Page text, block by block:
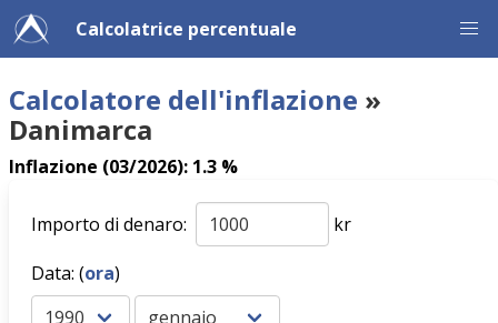
Calcolatrice percentuale
Calcolatore dell'inflazione »
Danimarca
Inflazione (03/2026): 1.3 %
Importo di denaro:
kr
Data: (ora)